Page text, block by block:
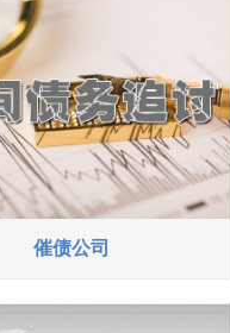
催债公司